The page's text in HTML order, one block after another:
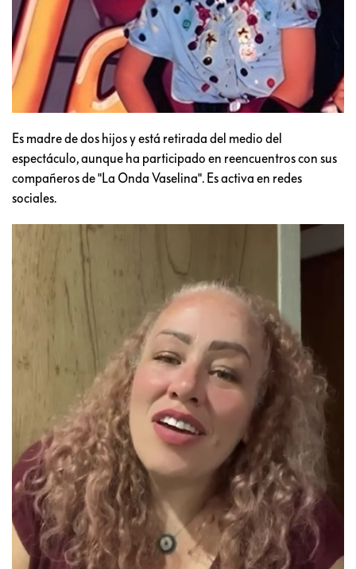
Es madre de dos hijos y está retirada del medio del
espectáculo, aunque ha participado en reencuentros con sus
compañeros de "La Onda Vaselina". Es activa en redes
sociales.